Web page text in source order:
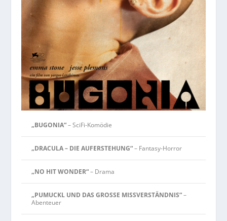
„BUGONIA“– SciFi-Komödie
„DRACULA – DIE AUFERSTEHUNG“– Fantasy-Horror
„NO HIT WONDER“– Drama
„PUMUCKL UND DAS GROSSE MISSVERSTÄNDNIS“–
Abenteuer